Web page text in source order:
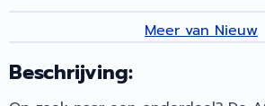
Meer van Nieuw
Beschrijving: